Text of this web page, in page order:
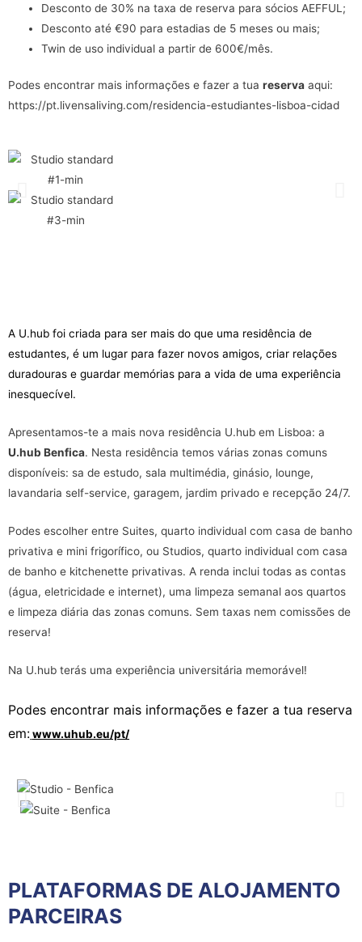
Desconto de 30% na taxa de reserva para sócios AEFFUL;
Desconto até €90 para estadias de 5 meses ou mais;
Twin de uso individual a partir de 600€/mês.
Podes encontrar mais informações e fazer a tua reserva aqui:
https://pt.livensaliving.com/residencia-estudiantes-lisboa-cidad
A U.hub foi criada para ser mais do que uma residência de
estudantes, é um lugar para fazer novos amigos, criar relações
duradouras e guardar memórias para a vida de uma experiência
inesquecível.
Apresentamos-te a mais nova residência U.hub em Lisboa: a
U.hub Benfica. Nesta residência temos várias zonas comuns
disponíveis: sa de estudo, sala multimédia, ginásio, lounge,
lavandaria self-service, garagem, jardim privado e recepção 24/7.
Podes escolher entre Suites, quarto individual com casa de banho
privativa e mini frigorífico, ou Studios, quarto individual com casa
de banho e kitchenette privativas. A renda inclui todas as contas
(água, eletricidade e internet), uma limpeza semanal aos quartos
e limpeza diária das zonas comuns. Sem taxas nem comissões de
reserva!
Na U.hub terás uma experiência universitária memorável!
Podes encontrar mais informações e fazer a tua reserva
em:www.uhub.eu/pt/
PLATAFORMAS DE ALOJAMENTO
PARCEIRAS